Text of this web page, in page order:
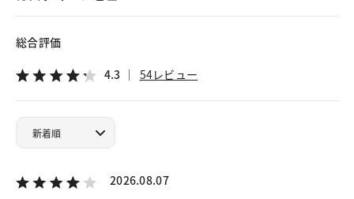
総合評価
4.3 54レビュー
2026.08.07